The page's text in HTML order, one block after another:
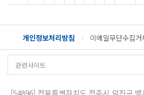
개인정보처리방침 이메일무단수집거